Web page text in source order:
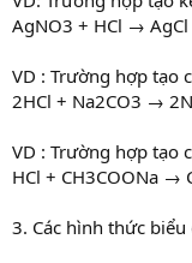
AgNO3 + HCl → AgCl
VD : Trường hợp tạo
2HCl + Na2CO3 →
VD : Trường hợp tạo
HCl + CH3COONa →
3. Các hình thức